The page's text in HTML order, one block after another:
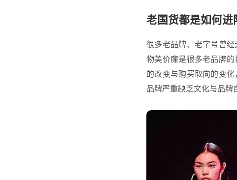
老国货都是如何进
很多老品牌、老字号曾
物美价廉是很多老品牌
的改变与购买取向的变
品牌严重缺乏文化与品牌